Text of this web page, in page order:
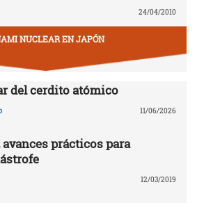
24/04/2010
NUCLEAR EN JAPÓN
del cerdito atómico
11/06/2026
prácticos para
12/03/2019